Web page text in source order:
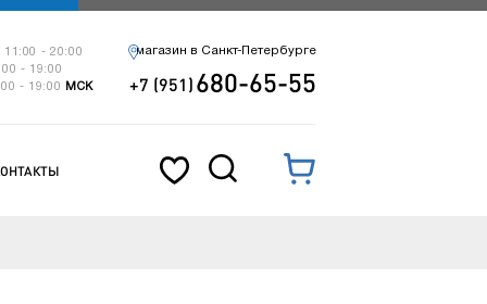
11:00 - 20:00
- 19:00
- 19:00
МСК
магазин в Санкт-Петербурге
+7 (951)680-65-55